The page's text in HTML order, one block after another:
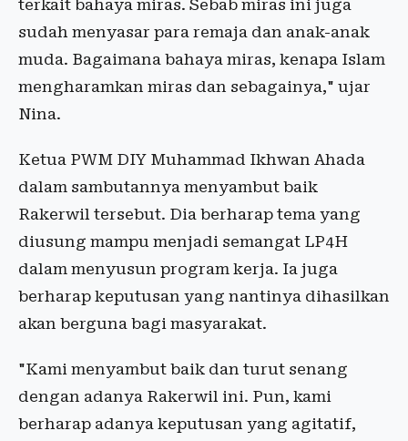
terkait bahaya miras. Sebab miras ini juga
sudah menyasar para remaja dan anak-anak
muda. Bagaimana bahaya miras, kenapa Islam
mengharamkan miras dan sebagainya," ujar
Nina.
Ketua PWM DIY Muhammad Ikhwan Ahada
dalam sambutannya menyambut baik
Rakerwil tersebut. Dia berharap tema yang
diusung mampu menjadi semangat LP4H
dalam menyusun program kerja. Ia juga
berharap keputusan yang nantinya dihasilkan
akan berguna bagi masyarakat.
"Kami menyambut baik dan turut senang
dengan adanya Rakerwil ini. Pun, kami
berharap adanya keputusan yang agitatif,